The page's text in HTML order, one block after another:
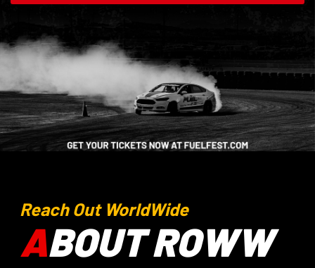
Reach Out WorldWide
ABOUT ROWW